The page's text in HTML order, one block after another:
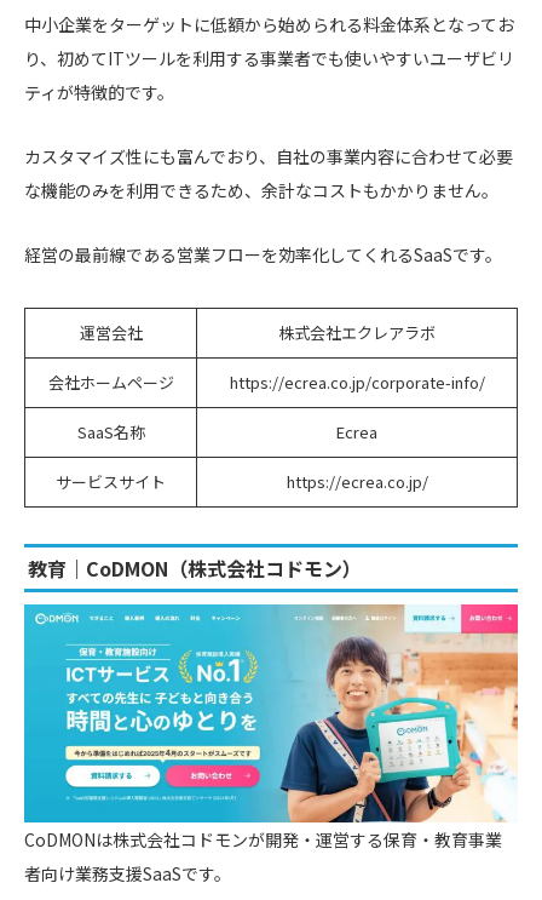
中小企業をターゲットに低額から始められる料金体系となってお
り、初めてITツールを利用する事業者でも使いやすいユーザビリ
ティが特徴的です。
カスタマイズ性にも富んでおり、自社の事業内容に合わせて必要
な機能のみを利用できるため、余計なコストもかかりません。
経営の最前線である営業フローを効率化してくれるSaaSです。
運営会社 株式会社エクレアラボ
会社ホームページ https://ecrea.co.jp/corporate-info/
SaaS名称 Ecrea
サービスサイト https://ecrea.co.jp/
教育｜CoDMON（株式会社コドモン）
CoDMONは株式会社コドモンが開発・運営する保育・教育事業
者向け業務支援SaaSです。